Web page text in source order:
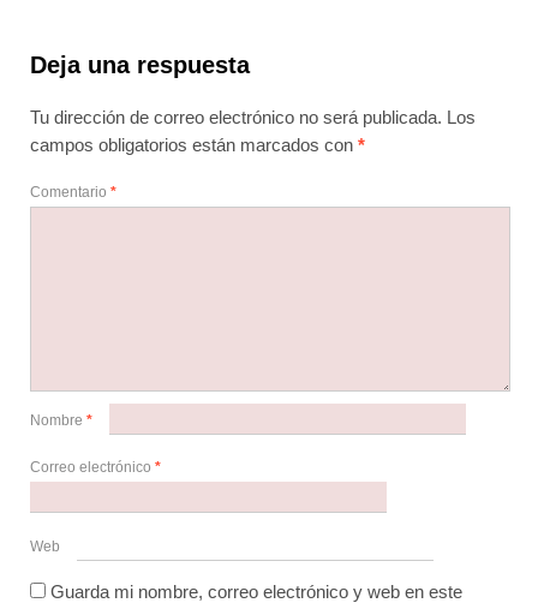
Deja una respuesta
Tu dirección de correo electrónico no será publicada. Los
campos obligatorios están marcados con *
Comentario *
Nombre *
Correo electrónico *
Web
Guarda mi nombre, correo electrónico y web en este